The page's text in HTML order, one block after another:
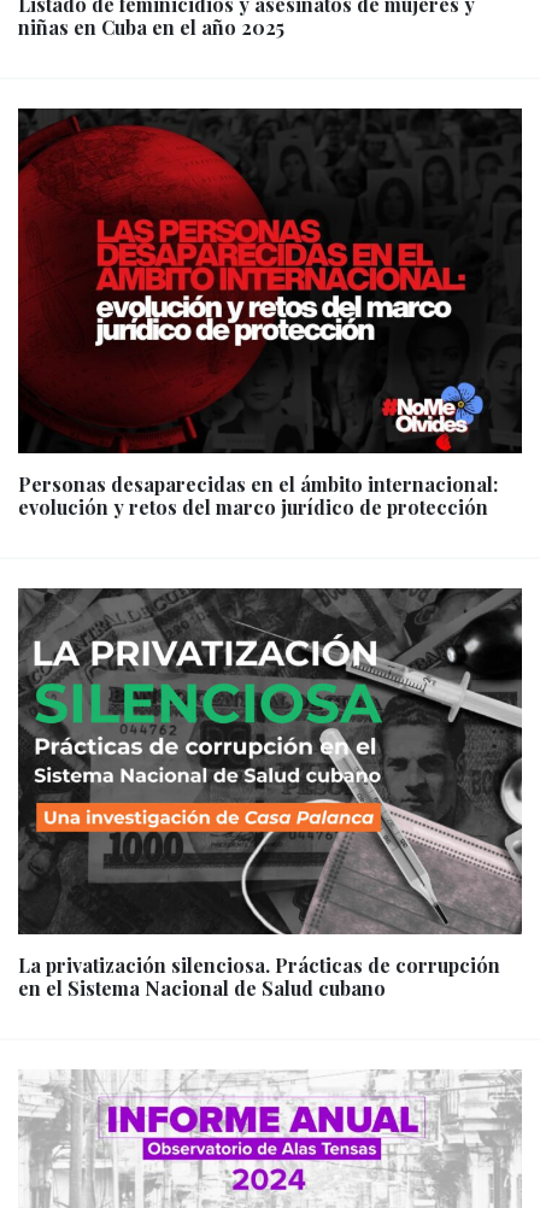
niñas en Cuba en el año 2025
Personas desaparecidas en el ámbito internacional:
evolución y retos del marco jurídico de protección
La privatización silenciosa. Prácticas de corrupción
en el Sistema Nacional de Salud cubano